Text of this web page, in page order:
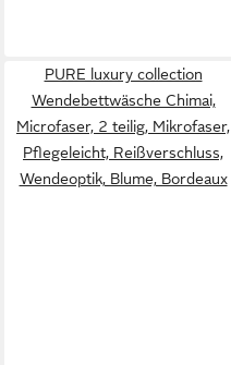
PURE luxury collection
Wendebettwäsche Chimai,
Microfaser, 2 teilig, Mikrofaser,
Pflegeleicht, Reißverschluss,
Wendeoptik, Blume, Bordeaux